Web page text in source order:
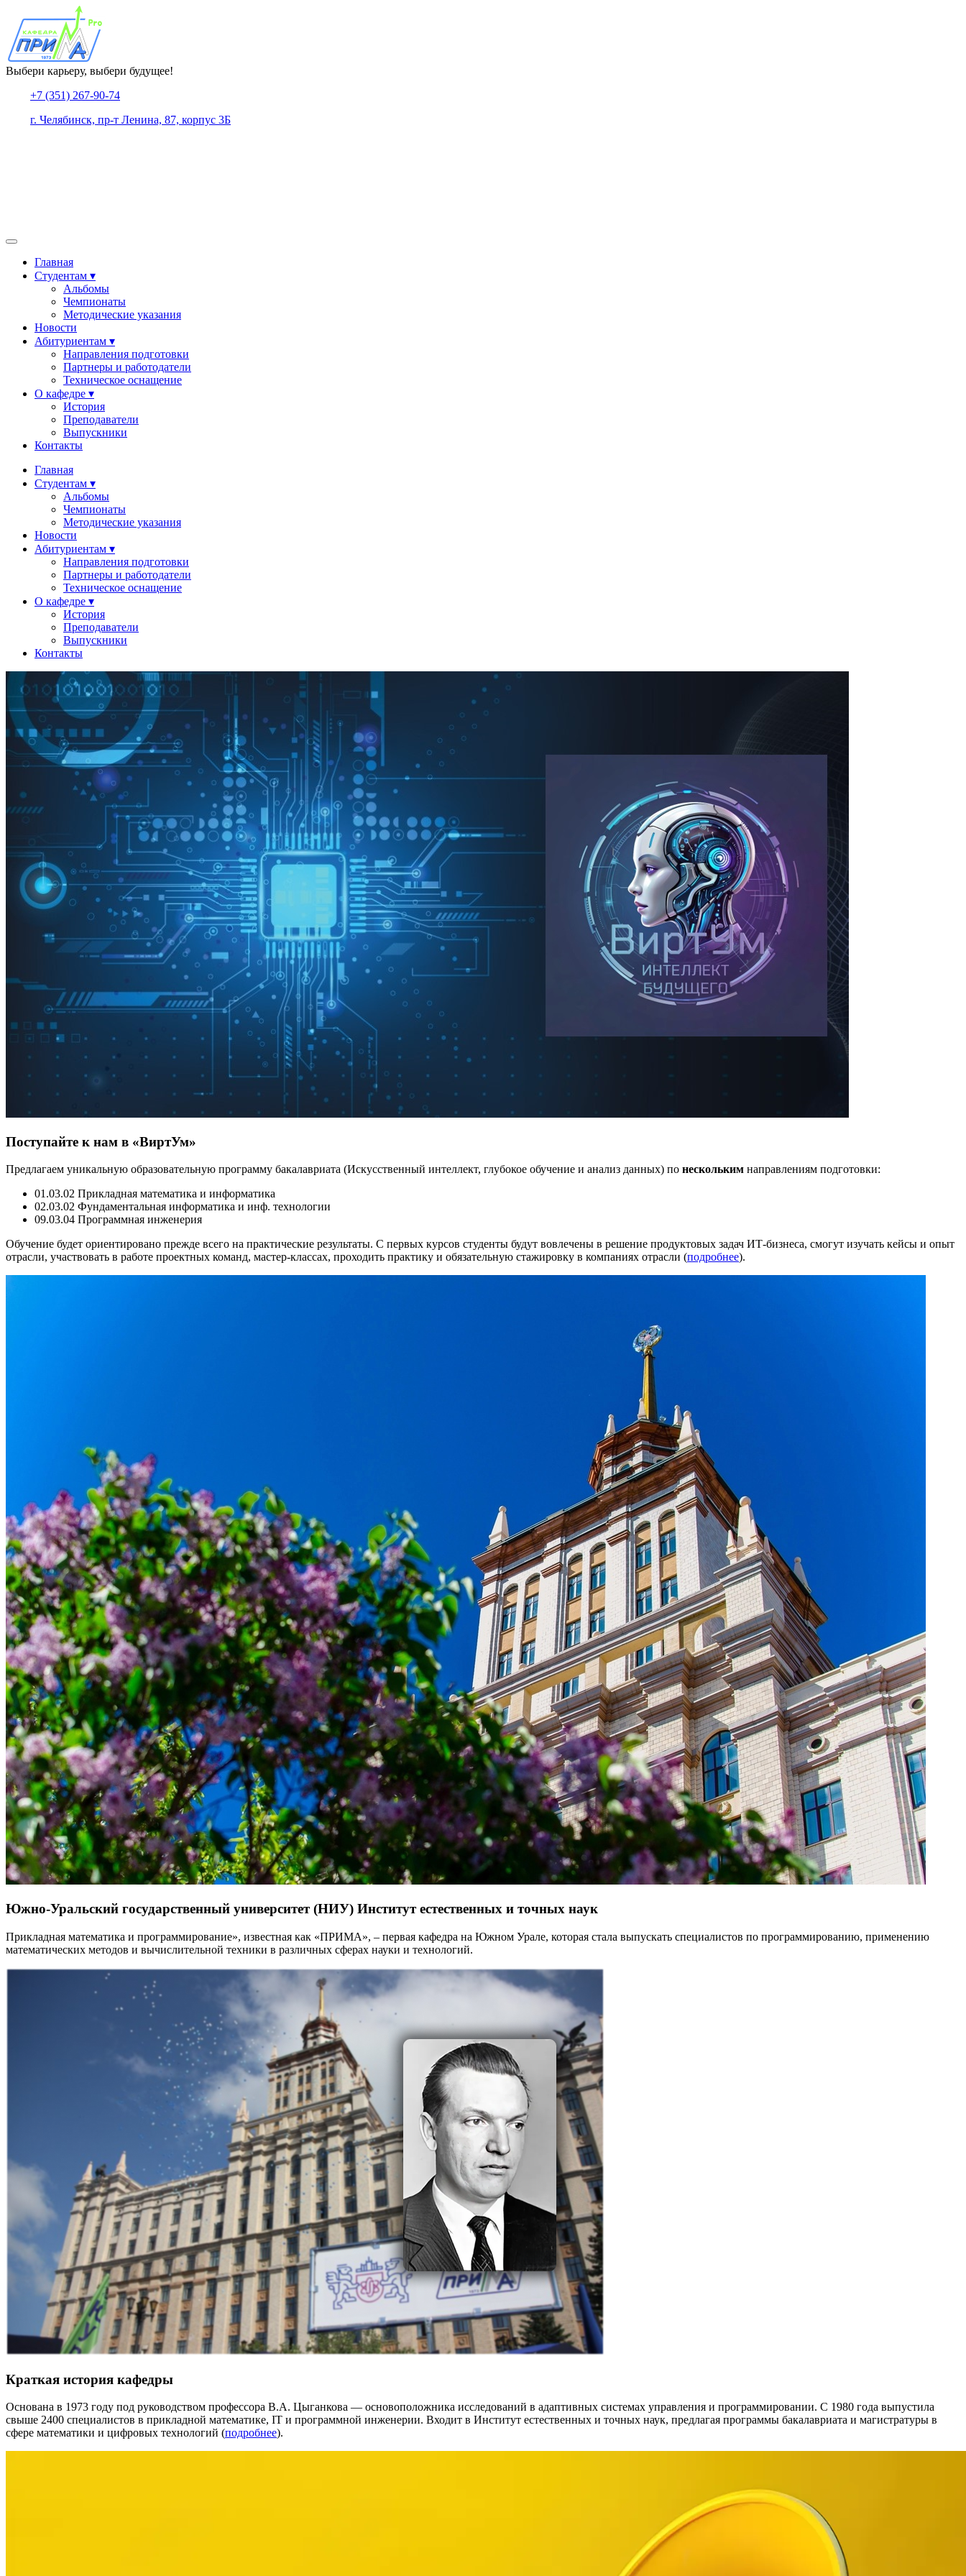
Выбери карьеру, выбери будущее!
+7 (351) 267-90-74
г. Челябинск, пр-т Ленина, 87, корпус 3Б
Главная
Студентам ▾
Альбомы
Чемпионаты
Методические указания
Новости
Абитуриентам ▾
Направления подготовки
Партнеры и работодатели
Техническое оснащение
О кафедре ▾
История
Преподаватели
Выпускники
Контакты
Главная
Студентам ▾
Альбомы
Чемпионаты
Методические указания
Новости
Абитуриентам ▾
Направления подготовки
Партнеры и работодатели
Техническое оснащение
О кафедре ▾
История
Преподаватели
Выпускники
Контакты
Поступайте к нам в «ВиртУм»
Предлагаем уникальную образовательную программу бакалавриата (Искусственный интеллект, глубокое обучение и анализ данных) по нескольким направлениям подготовки:
01.03.02 Прикладная математика и информатика
02.03.02 Фундаментальная информатика и инф. технологии
09.03.04 Программная инженерия
Обучение будет ориентировано прежде всего на практические результаты. С первых курсов студенты будут вовлечены в решение продуктовых задач ИТ-бизнеса, смогут изучать кейсы и опыт
отрасли, участвовать в работе проектных команд, мастер-классах, проходить практику и обязательную стажировку в компаниях отрасли (подробнее).
Южно-Уральский государственный университет (НИУ) Институт естественных и точных наук
Прикладная математика и программирование», известная как «ПРИМА», – первая кафедра на Южном Урале, которая стала выпускать специалистов по программированию, применению
математических методов и вычислительной техники в различных сферах науки и технологий.
Краткая история кафедры
Основана в 1973 году под руководством профессора В.А. Цыганкова — основоположника исследований в адаптивных системах управления и программировании. С 1980 года выпустила
свыше 2400 специалистов в прикладной математике, IT и программной инженерии. Входит в Институт естественных и точных наук, предлагая программы бакалавриата и магистратуры в
сфере математики и цифровых технологий (подробнее).